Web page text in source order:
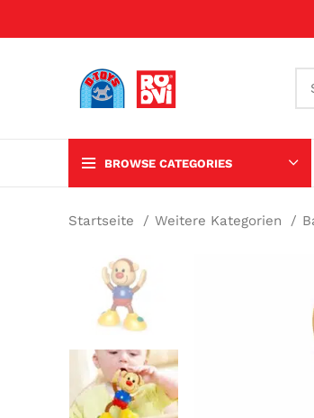
BROWSE CATEGORIES
Startseite Weitere Kategorien